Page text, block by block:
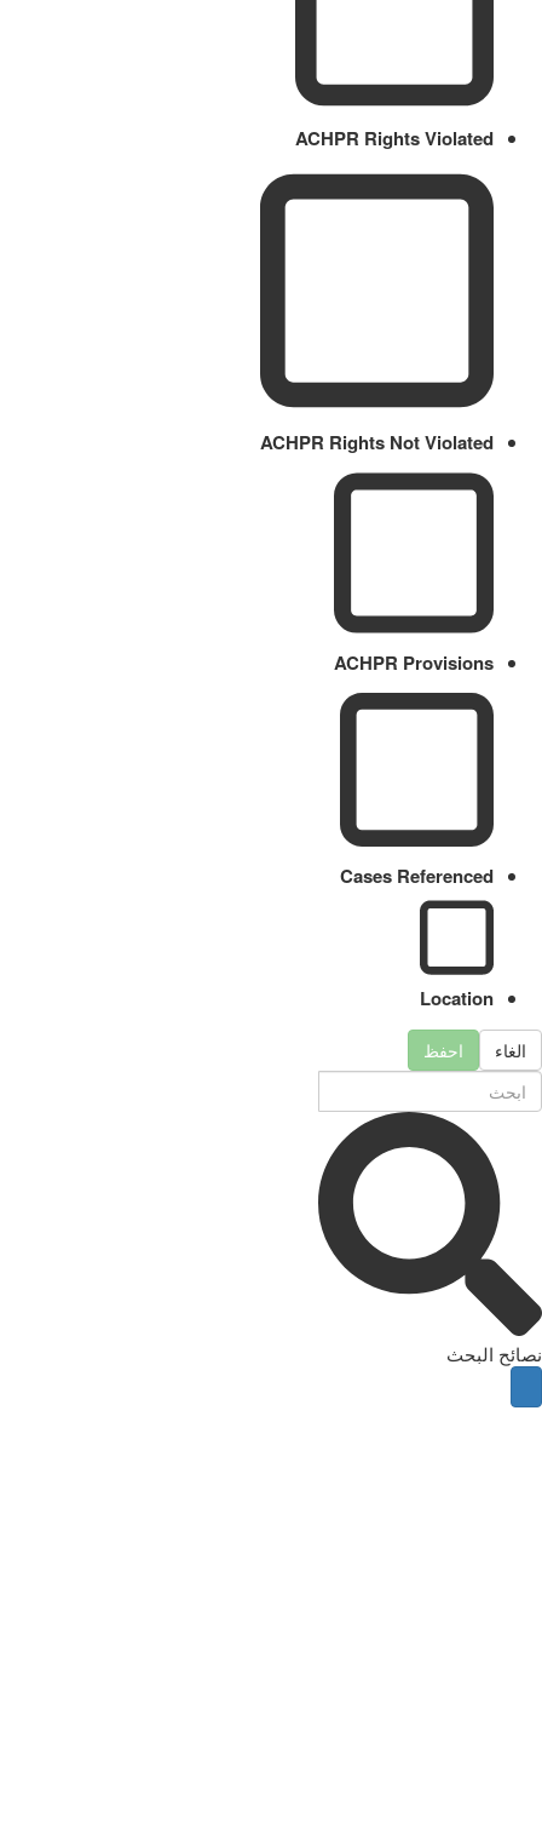
ACHPR Rights Violated
ACHPR Rights Not Violated
ACHPR Provisions
Cases Referenced
Location
الغاء احفظ
نصائح البحث